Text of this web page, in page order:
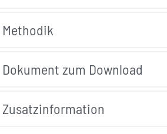
Methodik
Dokument zum Download
Zusatzinformation